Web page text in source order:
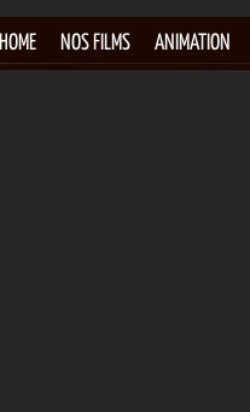
HOME NOS FILMS ANIMATION